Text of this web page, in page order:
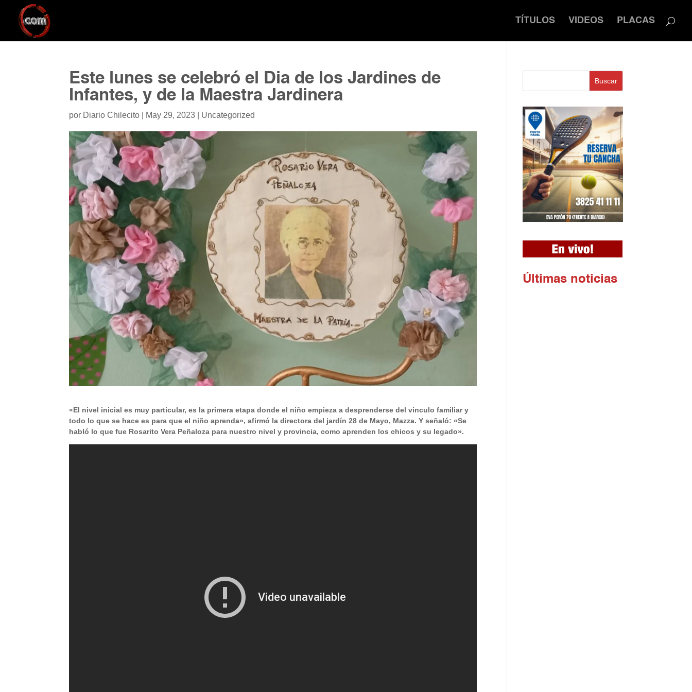
TÍTULOS VIDEOS PLACAS
Este lunes se celebró el Dia de los Jardines de
Infantes, y de la Maestra Jardinera
por Diario Chilecito May 29, 2023 Uncategorized
«El nivel inicial es muy particular, es la primera etapa donde el niño empieza a desprenderse del vinculo familiar y
todo lo que se hace es para que el niño aprenda», afirmó la directora del jardín 28 de Mayo, Mazza. Y señaló: «Se
habló lo que fue Rosarito Vera Peñaloza para nuestro nivel y provincia, como aprenden los chicos y su legado».
Buscar
Ú ltimas noticias